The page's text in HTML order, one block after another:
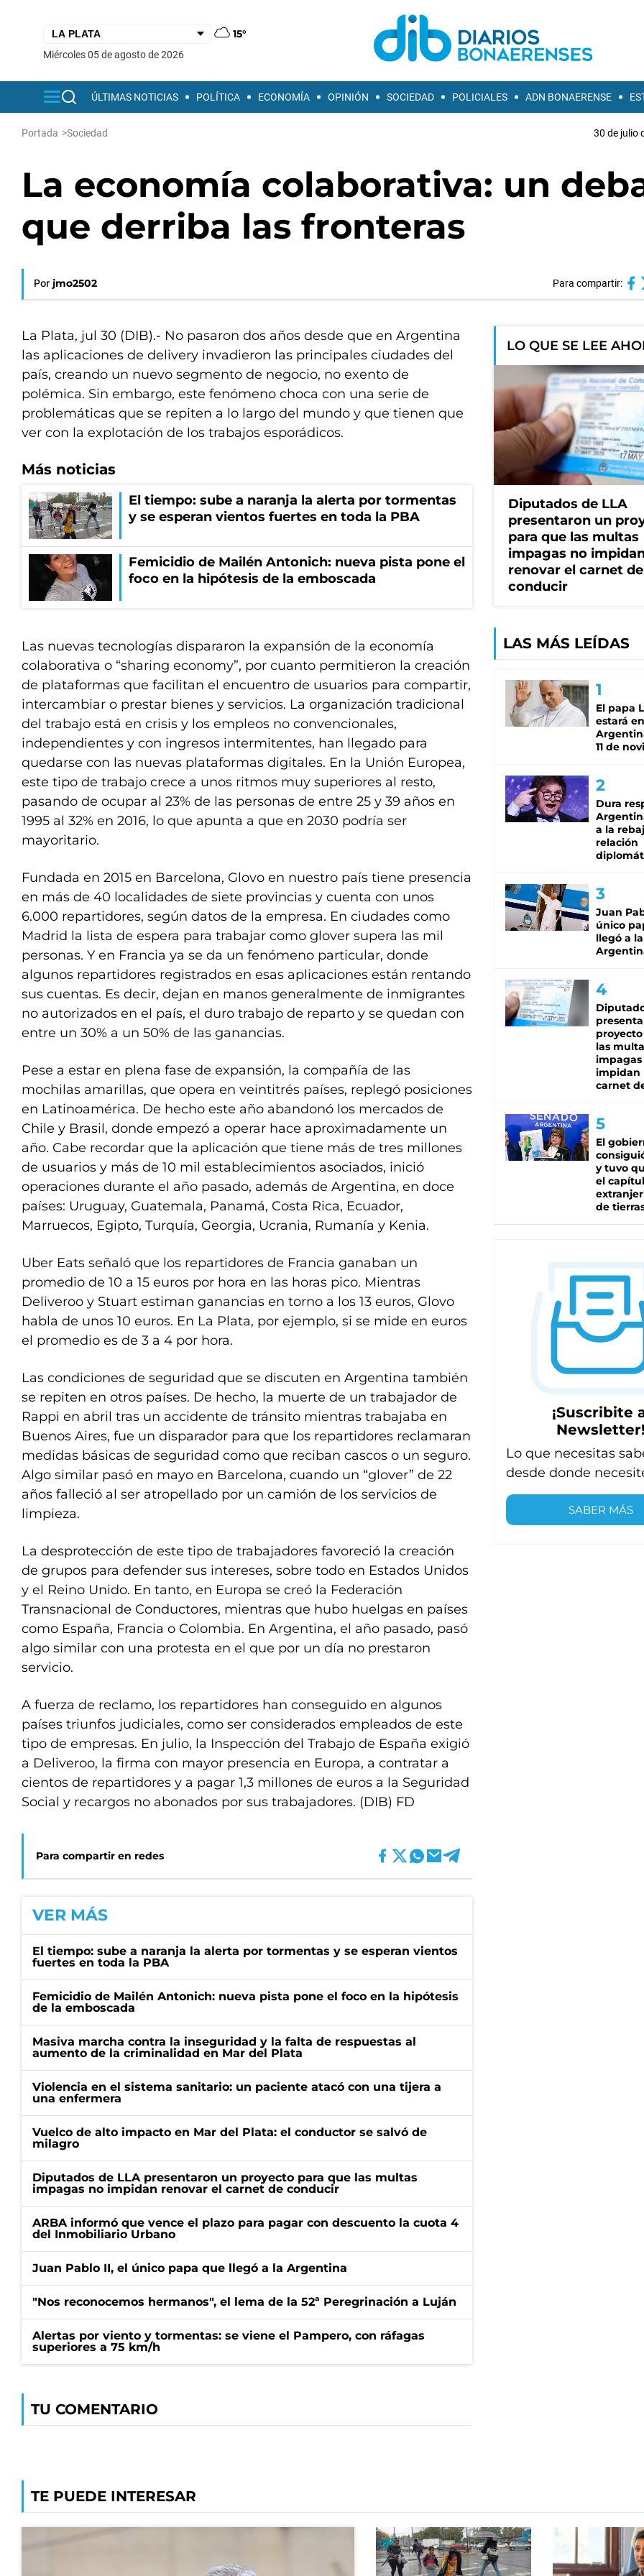
15°
miércoles 05 de agosto de 2026
ÚLTIMAS NOTICIAS POLÍTICA ECONOMÍA OPINIÓN SOCIEDAD POLICIALES ADN BONAERENSE
Portada >Sociedad 30 de julio
La economía colaborativa: un
que derriba las fronteras
Por jmo2502 Para compartir:
La Plata, jul 30 (DIB).- No pasaron dos años desde que en Argentina
las aplicaciones de delivery invadieron las principales ciudades del
país, creando un nuevo segmento de negocio, no exento de
polémica. Sin embargo, este fenómeno choca con una serie de
problemáticas que se repiten a lo largo del mundo y que tienen que
ver con la explotación de los trabajos esporádicos.
Más noticias
El tiempo: sube a naranja la alerta por tormentas
y se esperan vientos fuertes en toda la PBA
Femicidio de Mailén Antonich: nueva pista pone el
foco en la hipótesis de la emboscada
Las nuevas tecnologías dispararon la expansión de la economía
colaborativa o “sharing economy”, por cuanto permitieron la creación
de plataformas que facilitan el encuentro de usuarios para compartir,
intercambiar o prestar bienes y servicios. La organización tradicional
del trabajo está en crisis y los empleos no convencionales,
independientes y con ingresos intermitentes, han llegado para
quedarse con las nuevas plataformas digitales. En la Unión Europea,
este tipo de trabajo crece a unos ritmos muy superiores al resto,
pasando de ocupar al 23% de las personas de entre 25 y 39 años en
1995 al 32% en 2016, lo que apunta a que en 2030 podría ser
mayoritario.
Fundada en 2015 en Barcelona, Glovo en nuestro país tiene presencia
en más de 40 localidades de siete provincias y cuenta con unos
6.000 repartidores, según datos de la empresa. En ciudades como
Madrid la lista de espera para trabajar como glover supera las mil
personas. Y en Francia ya se da un fenómeno particular, donde
algunos repartidores registrados en esas aplicaciones están rentando
sus cuentas. Es decir, dejan en manos generalmente de inmigrantes
no autorizados en el país, el duro trabajo de reparto y se quedan con
entre un 30% a un 50% de las ganancias.
Pese a estar en plena fase de expansión, la compañía de las
mochilas amarillas, que opera en veintitrés países, replegó posiciones
en Latinoamérica. De hecho este año abandonó los mercados de
Chile y Brasil, donde empezó a operar hace aproximadamente un
año. Cabe recordar que la aplicación que tiene más de tres millones
de usuarios y más de 10 mil establecimientos asociados, inició
operaciones durante el año pasado, además de Argentina, en doce
países: Uruguay, Guatemala, Panamá, Costa Rica, Ecuador,
Marruecos, Egipto, Turquía, Georgia, Ucrania, Rumanía y Kenia.
Uber Eats señaló que los repartidores de Francia ganaban un
promedio de 10 a 15 euros por hora en las horas pico. Mientras
Deliveroo y Stuart estiman ganancias en torno a los 13 euros, Glovo
habla de unos 10 euros. En La Plata, por ejemplo, si se mide en euros
el promedio es de 3 a 4 por hora.
Las condiciones de seguridad que se discuten en Argentina también
se repiten en otros países. De hecho, la muerte de un trabajador de
Rappi en abril tras un accidente de tránsito mientras trabajaba en
Buenos Aires, fue un disparador para que los repartidores reclamaran
medidas básicas de seguridad como que reciban cascos o un seguro.
Algo similar pasó en mayo en Barcelona, cuando un “glover” de 22
años falleció al ser atropellado por un camión de los servicios de
limpieza.
La desprotección de este tipo de trabajadores favoreció la creación
de grupos para defender sus intereses, sobre todo en Estados Unidos
y el Reino Unido. En tanto, en Europa se creó la Federación
Transnacional de Conductores, mientras que hubo huelgas en países
como España, Francia o Colombia. En Argentina, el año pasado, pasó
algo similar con una protesta en el que por un día no prestaron
servicio.
A fuerza de reclamo, los repartidores han conseguido en algunos
países triunfos judiciales, como ser considerados empleados de este
tipo de empresas. En julio, la Inspección del Trabajo de España exigió
a Deliveroo, la firma con mayor presencia en Europa, a contratar a
cientos de repartidores y a pagar 1,3 millones de euros a la Seguridad
Social y recargos no abonados por sus trabajadores. (DIB) FD
Para compartir en redes
VER MÁS
El tiempo: sube a naranja la alerta por tormentas y se esperan vientos
fuertes en toda la PBA
Femicidio de Mailén Antonich: nueva pista pone el foco en la hipótesis
de la emboscada
Masiva marcha contra la inseguridad y la falta de respuestas al
aumento de la criminalidad en Mar del Plata
Violencia en el sistema sanitario: un paciente atacó con una tijera a
una enfermera
Vuelco de alto impacto en Mar del Plata: el conductor se salvó de
milagro
Diputados de LLA presentaron un proyecto para que las multas
impagas no impidan renovar el carnet de conducir
ARBA informó que vence el plazo para pagar con descuento la cuota 4
del Inmobiliario Urbano
Juan Pablo II, el único papa que llegó a la Argentina
"Nos reconocemos hermanos", el lema de la 52ª Peregrinación a Luján
Alertas por viento y tormentas: se viene el Pampero, con ráfagas
superiores a 75 km/h
TU COMENTARIO
LO QUE SE LEE
Diputados de LLA
presentaron un
para que las multas
impagas no
renovar el carnet de
conducir
LAS MÁS LEÍDAS
El papa
estará
11 de
Dura
a la
relación
Juan
único
llegó a la
las
impagas
impidan
carnet
El
y tuvo
el
de
¡Suscribite
Newsletter!
Lo que necesitas
desde donde
SABER MÁS
TE PUEDE INTERESAR